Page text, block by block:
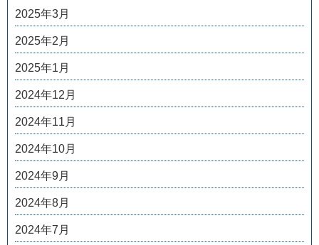
2025年3月
2025年2月
2025年1月
2024年12月
2024年11月
2024年10月
2024年9月
2024年8月
2024年7月